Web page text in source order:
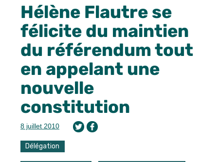
Hélène Flautre se
félicite du maintien
du référendum tout
en appelant une
nouvelle
constitution
8 juillet 2010
Délégation